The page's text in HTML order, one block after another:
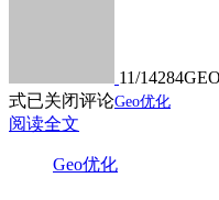
11/14284
式已关闭评论Geo优化
阅读全文
Geo优化